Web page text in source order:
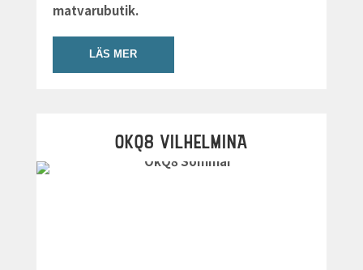
matvarubutik.
LÄS MER
OKQ8 VILHELMINA